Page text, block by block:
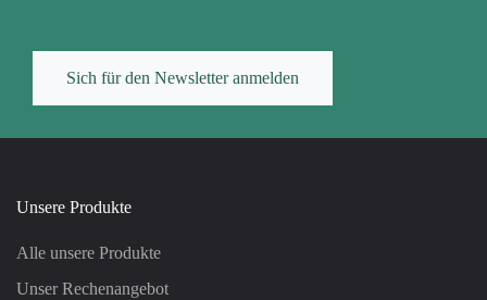
Sich für den Newsletter anmelden
Unsere Produkte
Alle unsere Produkte
Unser Rechenangebot